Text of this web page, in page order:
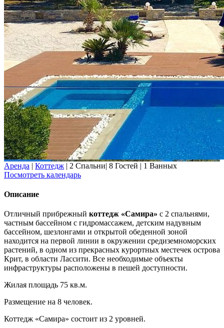
Аренда | Коттедж | 2 Спальни| 8 Гостей | 1 Ванных
Посмотреть календарь
Описание
Отличный прибрежный коттедж «Самира» с 2 спальнями,
частным бассейном с гидромассажем, детским надувным
бассейном, шезлонгами и открытой обеденной зоной
находится на первой линии в окружении средиземноморских
растений, в одном из прекрасных курортных местечек острова
Крит, в области Лассити. Все необходимые объекты
инфраструктуры расположены в пешей доступности.
Жилая площадь 75 кв.м.
Размещение на 8 человек.
Коттедж «Самира» состоит из 2 уровней.